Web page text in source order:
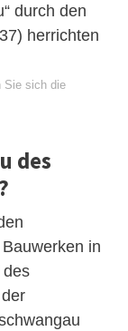
durch den
herrichten
Sie sich die
des
in
des